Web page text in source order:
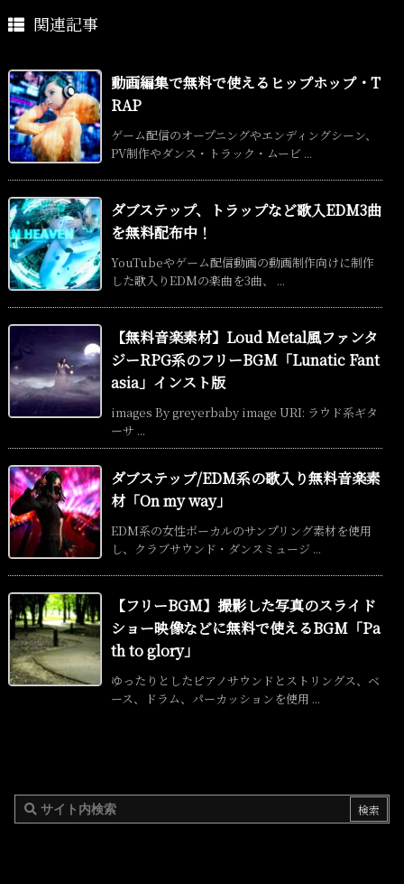
関連記事
動画編集で無料で使えるヒップホップ・T
RAP
ゲーム配信のオープニングやエンディングシーン、
PV制作やダンス・トラック・ムービ ...
ダブステップ、トラップなど歌入EDM3曲
を無料配布中！
YouTubeやゲーム配信動画の動画制作向けに制作
した歌入りEDMの楽曲を3曲、 ...
【無料音楽素材】Loud Metal風ファンタ
ジーRPG系のフリーBGM「Lunatic Fant
asia」インスト版
images By greyerbaby image URI: ラウド系ギタ
ーサ ...
ダブステップ/EDM系の歌入り無料音楽素
材「On my way」
EDM系の女性ボーカルのサンプリング素材を使用
し、クラブサウンド・ダンスミュージ ...
【フリーBGM】撮影した写真のスライド
ショー映像などに無料で使えるBGM「Pa
th to glory」
ゆったりとしたピアノサウンドとストリングス、ベ
ース、ドラム、パーカッションを使用 ...